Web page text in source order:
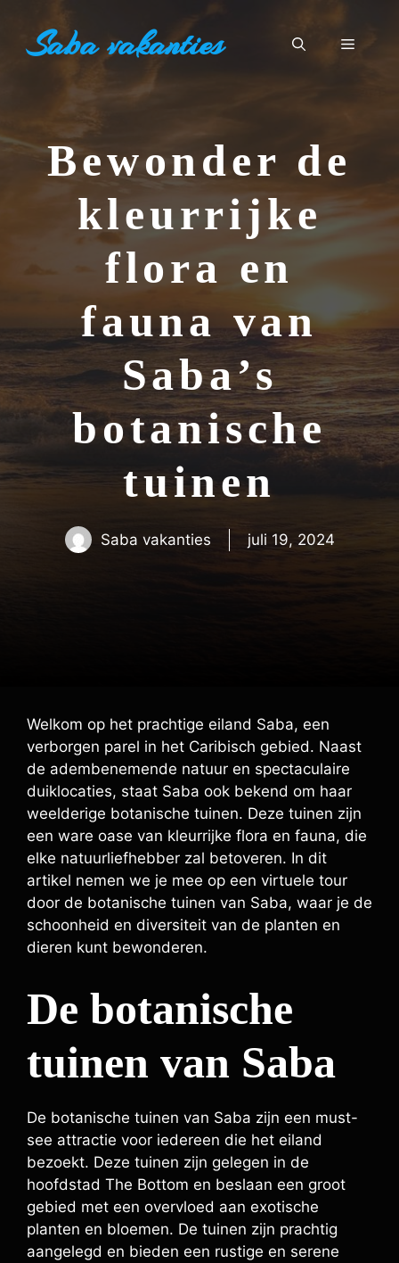
Saba vakanties Menu
Bewonder de
kleurrijke
flora en
fauna van
Saba’s
botanische
tuinen
Saba vakanties juli 19, 2024
Welkom op het prachtige eiland Saba, een
verborgen parel in het Caribisch gebied. Naast
de adembenemende natuur en spectaculaire
duiklocaties, staat Saba ook bekend om haar
weelderige botanische tuinen. Deze tuinen zijn
een ware oase van kleurrijke flora en fauna, die
elke natuurliefhebber zal betoveren. In dit
artikel nemen we je mee op een virtuele tour
door de botanische tuinen van Saba, waar je de
schoonheid en diversiteit van de planten en
dieren kunt bewonderen.
De botanische
tuinen van Saba
De botanische tuinen van Saba zijn een must-
see attractie voor iedereen die het eiland
bezoekt. Deze tuinen zijn gelegen in de
hoofdstad The Bottom en beslaan een groot
gebied met een overvloed aan exotische
planten en bloemen. De tuinen zijn prachtig
aangelegd en bieden een rustige en serene